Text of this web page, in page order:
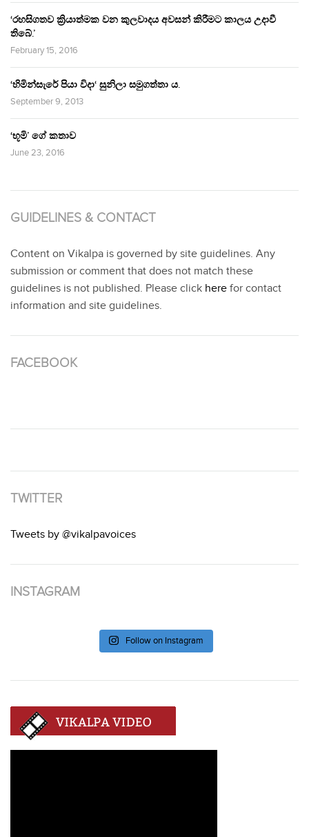
‘රහසිගතව ක්‍රියාත්මක වන කුලවාදය අවසන් කිරීමට කාලය උදාවී
තිබේ.’
February 15, 2016
‘හිමින්සැරේ පියා විදා‘ සුනිලා සමුගත්තා ය.
September 9, 2013
‘භූමි’ ගේ කතාව
June 23, 2016
GUIDELINES & CONTACT
Content on Vikalpa is governed by site guidelines. Any
submission or comment that does not match these
guidelines is not published. Please click here for contact
information and site guidelines.
FACEBOOK
TWITTER
Tweets by @vikalpavoices
INSTAGRAM
Follow on Instagram